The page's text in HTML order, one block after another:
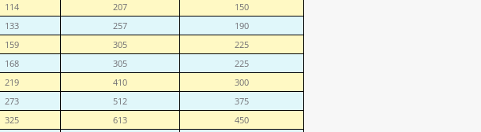
114 207
150
133 257
190
159 305
225
168 305
225
219 410
300
273 512
375
325 613
450